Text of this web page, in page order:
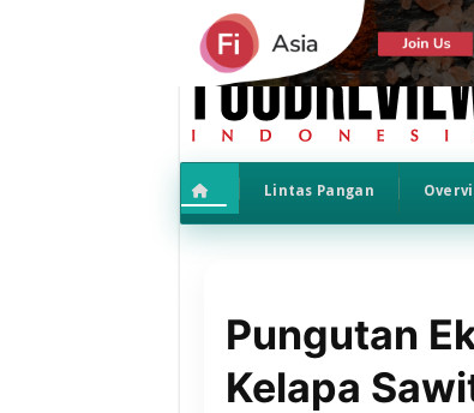
Lintas Pangan
Pungutan
Kelapa